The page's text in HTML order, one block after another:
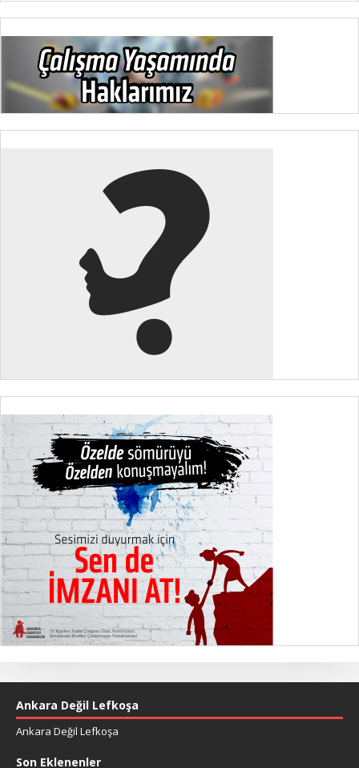
Ankara Değil Lefkoşa
Ankara Değil Lefkoşa
Son Eklenenler